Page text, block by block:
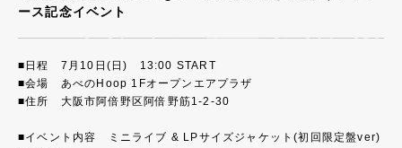
PHOTO
ース記念イベント
■日程 7月10日(日) 13:00 START
■会場 あべのHoop 1Fオープンエアプラザ
■住所 大阪市阿倍野区阿倍野筋1-2-30
■イベント内容 ミニライブ & LPサイズジャケット(初回限定盤ver)